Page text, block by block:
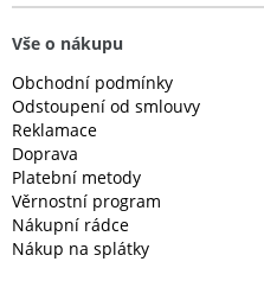
Vše o nákupu
Obchodní podmínky
Odstoupení od smlouvy
Reklamace
Doprava
Platební metody
Věrnostní program
Nákupní rádce
Nákup na splátky